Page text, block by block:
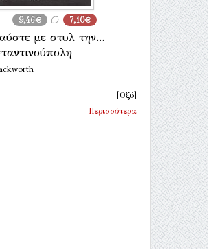
9,46€ 7,10€
με στυλ την...
[Οξύ]
Περισσότερα